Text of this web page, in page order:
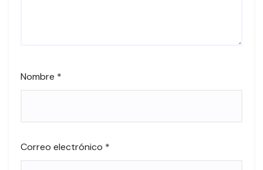
Nombre *
Correo electrónico *